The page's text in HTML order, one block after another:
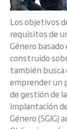
Los objetivos
requisitos de
Género
construido
también busca
emprender un
de gestión de
Implantación
Género (SGIG)